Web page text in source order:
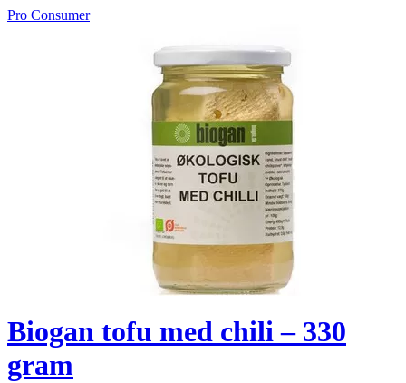
Pro Consumer
Biogan tofu med chili – 330
gram